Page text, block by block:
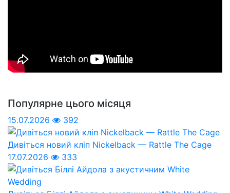
Популярне цього місяця
15.07.2026 392
Дивіться новий кліп Nickelback — Rattle The Cage
17.07.2026
333